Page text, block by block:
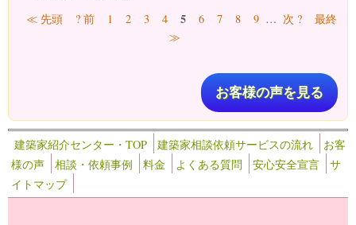
ページ
≪ 先頭 ? 前 1 2 3 4 5 6 7 8 9 … 次 ?
最終
≫
お客様の声を見る
建築家紹介センター・TOP 建築家相談依頼サービスの流れ
お客
様の声
相談・依頼事例 料金 よくある質問 安心安全宣言
サ
イトマップ